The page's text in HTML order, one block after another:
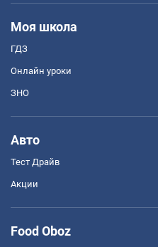
Моя школа
ГДЗ
Онлайн уроки
ЗНО
Авто
Тест Драйв
Акции
Food Oboz